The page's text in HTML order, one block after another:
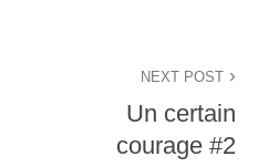
NEXT POST
Un certain
courage #2